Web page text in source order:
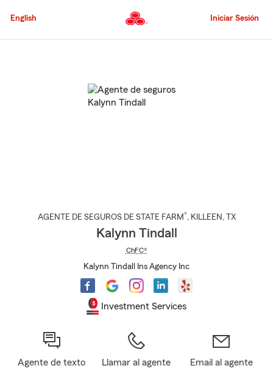
al
principal
English Iniciar Sesión
AGENTE DE SEGUROS DE STATE FARM®, KILLEEN , TX
Kalynn Tindall
ChFC®
Kalynn Tindall Ins Agency Inc
Investment Services
Agente de texto Llamar al agente Email al agente